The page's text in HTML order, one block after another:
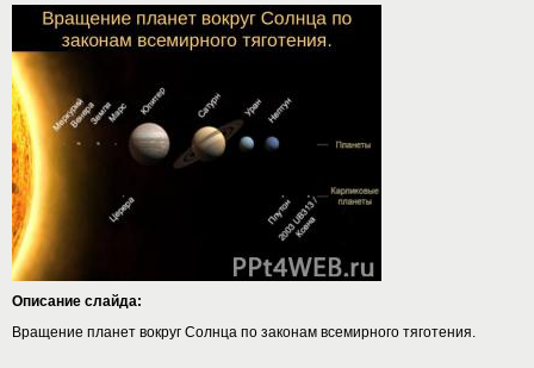
Описание слайда:
Вращение планет вокруг Солнца по законам всемирного тяготения.